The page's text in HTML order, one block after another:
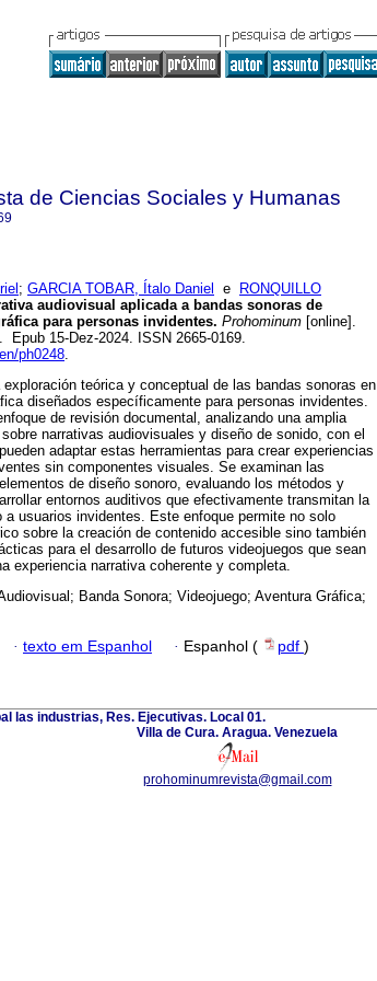
de Ciencias Sociales y Humanas
; GARCIA TOBAR, Ítalo Daniel e
RONQUILLO
audiovisual aplicada a bandas sonoras de
para personas invidentes. Prohominum [online].
Epub 15-Dez-2024. ISSN 2665-0169.
ph0248.
teórica y conceptual de las bandas sonoras en
diseñados específicamente para personas invidentes.
de revisión documental, analizando una amplia
narrativas audiovisuales y diseño de sonido, con el
adaptar estas herramientas para crear experiencias
sin componentes visuales. Se examinan las
de diseño sonoro, evaluando los métodos y
entornos auditivos que efectivamente transmitan la
a usuarios invidentes. Este enfoque permite no solo
sobre la creación de contenido accesible sino también
para el desarrollo de futuros videojuegos que sean
experiencia narrativa coherente y completa.
Banda Sonora; Videojuego; Aventura Gráfica;
· texto em Espanhol · Espanhol ( pdf )
las industrias, Res. Ejecutivas. Local 01.
Villa de Cura. Aragua. Venezuela
prohominumrevista@gmail.com